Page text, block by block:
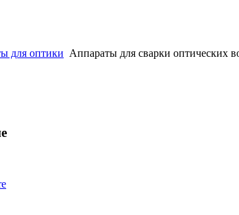
для оптики Аппараты для сварки оптических